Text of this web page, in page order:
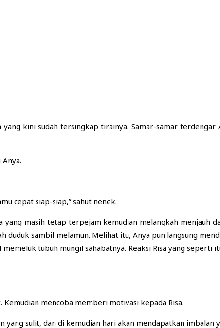
kini sudah tersingkap tirainya. Samar-samar
cepat siap-siap,” sahut nenek.
masih tetap terpejam kemudian melangkah menjauh
duduk sambil melamun. Melihat itu, Anya pun langsung
tubuh mungil sahabatnya. Reaksi Risa yang
mencoba memberi motivasi kepada Risa.
yang sulit, dan di kemudian hari akan mendapatkan imbalan